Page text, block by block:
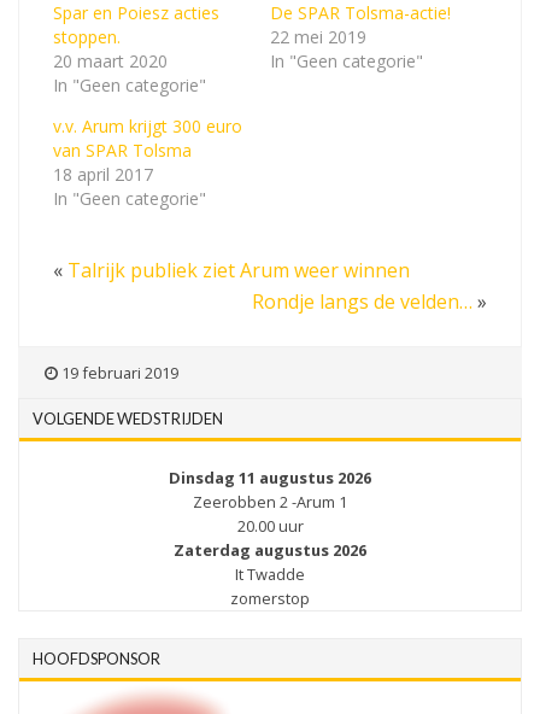
Spar en Poiesz acties
stoppen.
20 maart 2020
In "Geen categorie"
De SPAR Tolsma-actie!
22 mei 2019
In "Geen categorie"
v.v. Arum krijgt 300 euro
van SPAR Tolsma
18 april 2017
In "Geen categorie"
« Talrijk publiek ziet Arum weer winnen
Rondje langs de velden… »
19 februari 2019
VOLGENDE WEDSTRIJDEN
Dinsdag 11 augustus 2026
Zeerobben 2 -Arum 1
20.00 uur
Zaterdag augustus 2026
It Twadde
zomerstop
HOOFDSPONSOR